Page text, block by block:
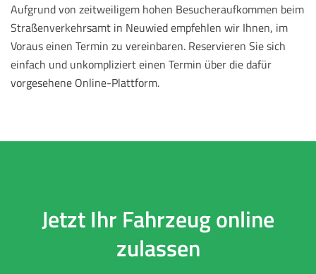
Aufgrund von zeitweiligem hohen Besucheraufkommen beim
Straßenverkehrsamt in Neuwied empfehlen wir Ihnen, im
Voraus einen Termin zu vereinbaren. Reservieren Sie sich
einfach und unkompliziert einen Termin über die dafür
vorgesehene Online-Plattform.
Jetzt Ihr Fahrzeug online
zulassen